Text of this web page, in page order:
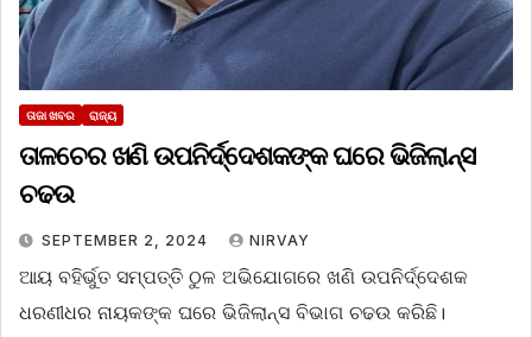
ତାଜା ଖବର ରାଜ୍ୟ
ତାଳଚେର ଖଣି ଉପନିର୍ଦ୍ଦେଶକଙ୍କ ଘରେ ଭିଜିଲାନ୍ସ
ଚଢଉ
SEPTEMBER 2, 2024 NIRVAY
ଆୟ ବହିର୍ଭୁତ ସମ୍ପତ୍ତି ଠୁଳ ଅଭିଯୋଗରେ ଖଣି ଉପନିର୍ଦ୍ଦେଶକ
ଧରଣୀଧର ନାୟକଙ୍କ ଘରେ ଭିଜିଲାନ୍ସ ବିଭାଗ ଚଢଉ କରିଛି।